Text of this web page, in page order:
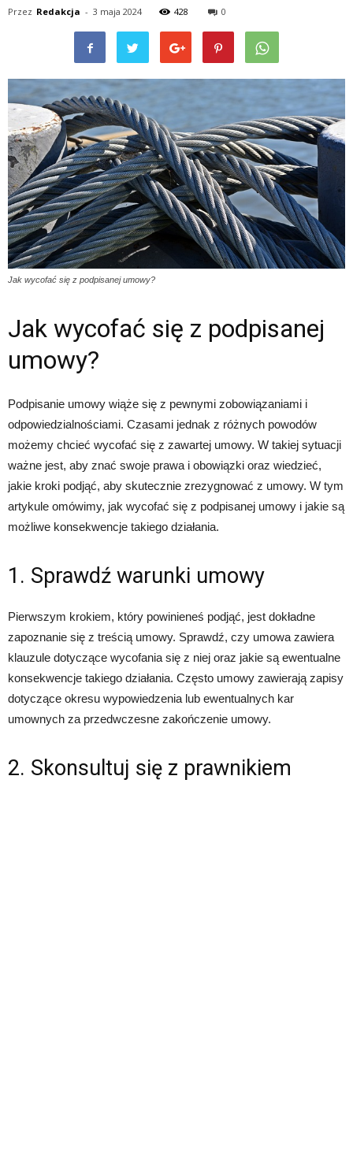
Przez Redakcja - 3 maja 2024 428 0
Jak wycofać się z podpisanej umowy?
Jak wycofać się z podpisanej
umowy?
Podpisanie umowy wiąże się z pewnymi zobowiązaniami i
odpowiedzialnościami. Czasami jednak z różnych powodów
możemy chcieć wycofać się z zawartej umowy. W takiej sytuacji
ważne jest, aby znać swoje prawa i obowiązki oraz wiedzieć,
jakie kroki podjąć, aby skutecznie zrezygnować z umowy. W tym
artykule omówimy, jak wycofać się z podpisanej umowy i jakie są
możliwe konsekwencje takiego działania.
1. Sprawdź warunki umowy
Pierwszym krokiem, który powinieneś podjąć, jest dokładne
zapoznanie się z treścią umowy. Sprawdź, czy umowa zawiera
klauzule dotyczące wycofania się z niej oraz jakie są ewentualne
konsekwencje takiego działania. Często umowy zawierają zapisy
dotyczące okresu wypowiedzenia lub ewentualnych kar
umownych za przedwczesne zakończenie umowy.
2. Skonsultuj się z prawnikiem